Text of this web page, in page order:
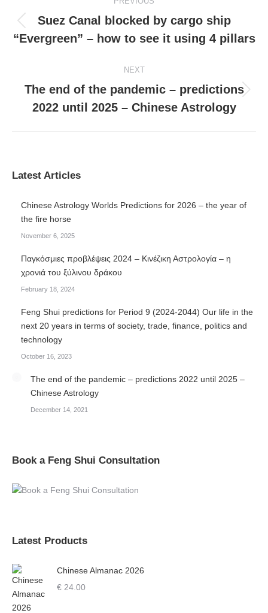
navigation
Previous
post:
Suez Canal blocked by cargo ship
“Evergreen” – how to see it using 4 pillars
NEXT
Next
post:
The end of the pandemic – predictions
2022 until 2025 – Chinese Astrology
Latest Articles
Chinese Astrology Worlds Predictions for 2026 – the year of
the fire horse
November 6, 2025
Παγκόσμιες προβλέψεις 2024 – Κινέζικη Αστρολογία – η
χρονιά του ξύλινου δράκου
February 18, 2024
Feng Shui predictions for Period 9 (2024-2044) Our life in the
next 20 years in terms of society, trade, finance, politics and
technology
October 16, 2023
The end of the pandemic – predictions 2022 until 2025 –
Chinese Astrology
December 14, 2021
Book a Feng Shui Consultation
Latest Products
Chinese Almanac 2026
€ 24.00